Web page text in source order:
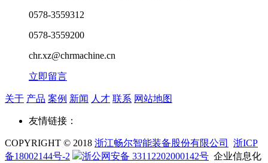
0578-3559312
0578-3559200
chr.xz@chrmachine.cn
立即留言
关于 产品 案例 新闻 人才 联系 网站地图
友情链接：
COPYRIGHT © 2018 浙江畅尔智能装备股份有限公司
浙ICP
备18002144号-2
浙公网安备 33112202000142号 企业信息化